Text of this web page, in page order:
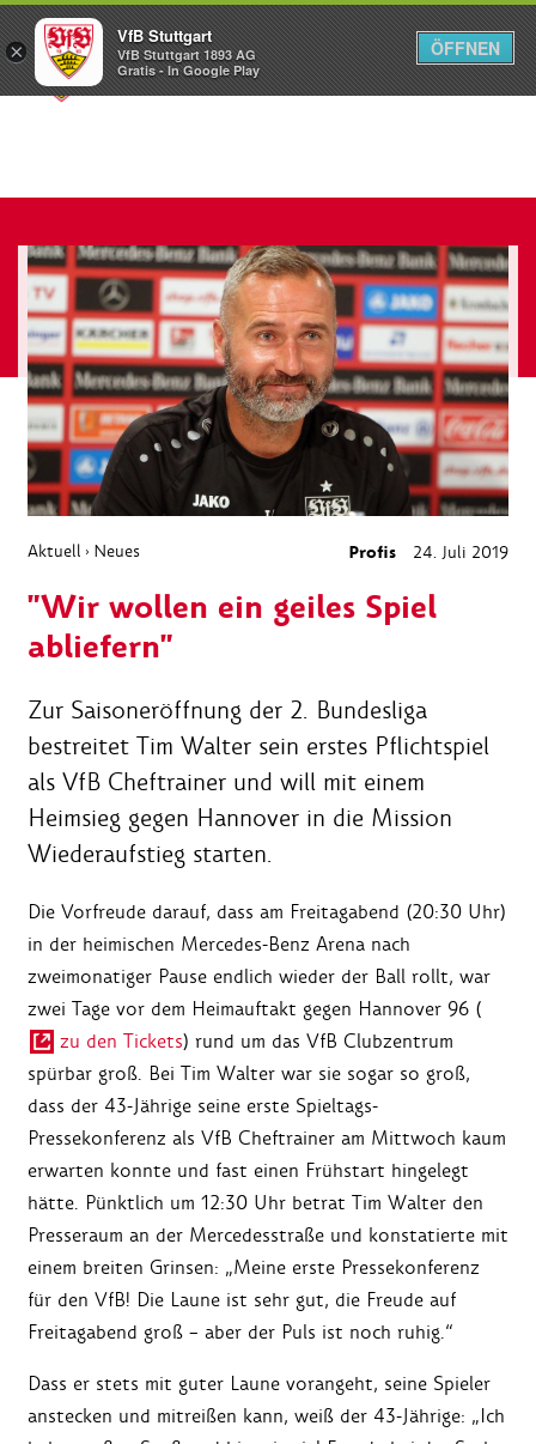
Menü
Aktuell › Neues Profis 24. Juli 2019
"Wir wollen ein geiles Spiel
abliefern"
Zur Saisoneröffnung der 2. Bundesliga
bestreitet Tim Walter sein erstes Pflichtspiel
als VfB Cheftrainer und will mit einem
Heimsieg gegen Hannover in die Mission
Wiederaufstieg starten.
Die Vorfreude darauf, dass am Freitagabend (20:30 Uhr)
in der heimischen Mercedes-Benz Arena nach
zweimonatiger Pause endlich wieder der Ball rollt, war
zwei Tage vor dem Heimauftakt gegen Hannover 96 (
zu den Tickets) rund um das VfB Clubzentrum
spürbar groß. Bei Tim Walter war sie sogar so groß,
dass der 43-Jährige seine erste Spieltags-
Pressekonferenz als VfB Cheftrainer am Mittwoch kaum
erwarten konnte und fast einen Frühstart hingelegt
hätte. Pünktlich um 12:30 Uhr betrat Tim Walter den
Presseraum an der Mercedesstraße und konstatierte mit
einem breiten Grinsen: „Meine erste Pressekonferenz
für den VfB! Die Laune ist sehr gut, die Freude auf
Freitagabend groß – aber der Puls ist noch ruhig.“
Dass er stets mit guter Laune vorangeht, seine Spieler
anstecken und mitreißen kann, weiß der 43-Jährige: „Ich
×
VfB Stuttgart
VfB Stuttgart 1893 AG
Gratis - In Google Play
ÖFFNEN